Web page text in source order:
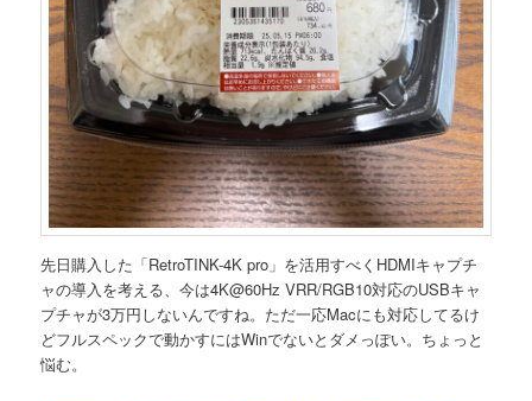
先日購入した「RetroTINK-4K pro」を活用すべくHDMIキャプチ
ャの導入を考える、今は4K@60Hz VRR/RGB10対応のUSBキャ
プチャが3万円しないんですね。ただ一応Macにも対応してるけ
どフルスペックで動かすにはWinでないとダメっぽい。ちょっと
悩む。